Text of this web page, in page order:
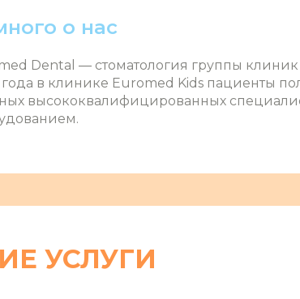
о нас
Dental ― стоматология группы
в клинике Euromed Kids пациенты
высококвалифицированных
УСЛУГИ